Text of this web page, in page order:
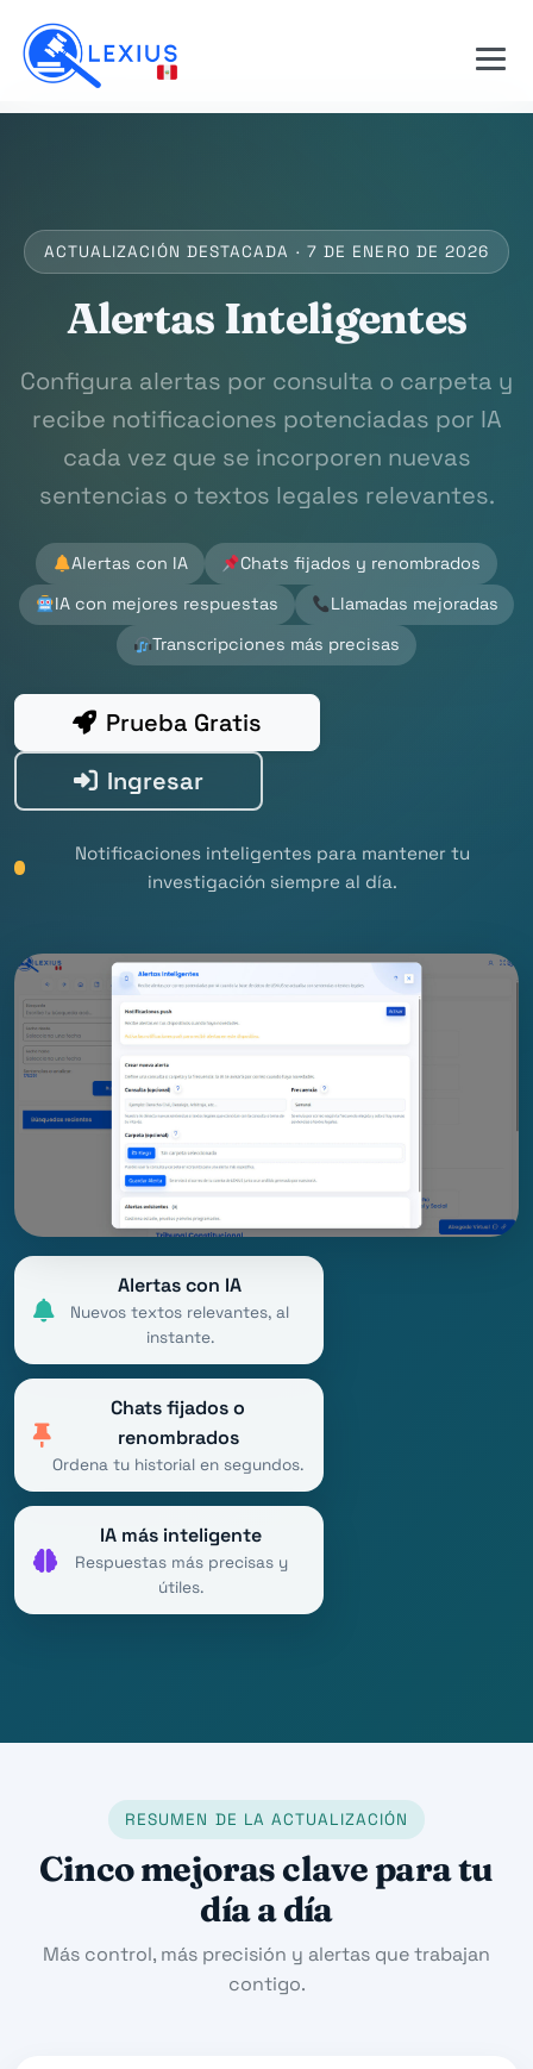
ACTUALIZACIÓN DESTACADA · 7 DE ENERO DE 2026
Alertas Inteligentes
Configura alertas por consulta o carpeta y
recibe notificaciones potenciadas por IA
cada vez que se incorporen nuevas
sentencias o textos legales relevantes.
Alertas con IA
Chats fijados y renombrados
IA con mejores respuestas
Llamadas mejoradas
Transcripciones más precisas
Prueba Gratis
Ingresar
Notificaciones inteligentes para mantener tu
investigación siempre al día.
Alertas con IA
Nuevos textos relevantes, al
instante.
Chats fijados o
renombrados
Ordena tu historial en segundos.
IA más inteligente
Respuestas más precisas y
útiles.
RESUMEN DE LA ACTUALIZACIÓN
Cinco mejoras clave para tu
día a día
Más control, más precisión y alertas que trabajan
contigo.